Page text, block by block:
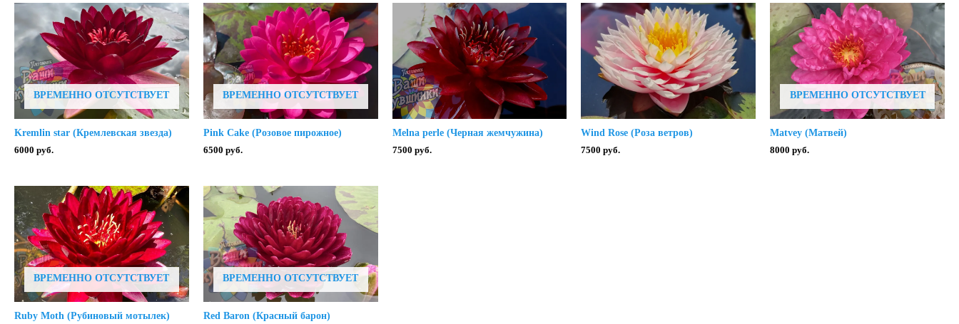
ВРЕМЕННО ОТСУТСТВУЕТ
Kremlin star (Кремлевская звезда)
6000 руб.
ВРЕМЕННО ОТСУТСТВУЕТ
Pink Cake (Розовое пирожное)
6500 руб.
Melna perle (Черная жемчужина)
7500 руб.
Wind Rose (Роза ветров)
7500руб.
ВРЕМЕННО ОТСУТСТВУЕТ
Matvey (Матвей)
8000руб.
ВРЕМЕННО ОТСУТСТВУЕТ
Ruby Moth (Рубиновый мотылек)
ВРЕМЕННО ОТСУТСТВУЕТ
Red Baron (Красный барон)